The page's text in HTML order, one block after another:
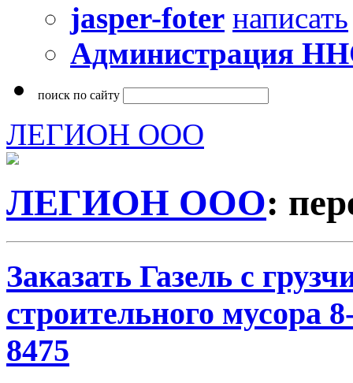
jasper-foter написать
Администрация
поиск по сайту
ЛЕГИОН ООО
ЛЕГИОН ООО:
Заказать Газель с
строительного мусора
8475